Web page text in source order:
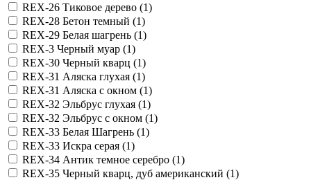
REX-26 Тиковое дерево (1)
REX-28 Бетон темный (1)
REX-29 Белая шагрень (1)
REX-3 Черный муар (1)
REX-30 Черный кварц (1)
REX-31 Аляска глухая (1)
REX-31 Аляска с окном (1)
REX-32 Эльбрус глухая (1)
REX-32 Эльбрус с окном (1)
REX-33 Белая Шагрень (1)
REX-33 Искра серая (1)
REX-34 Антик темное серебро (1)
REX-35 Черный кварц, дуб американский (1)